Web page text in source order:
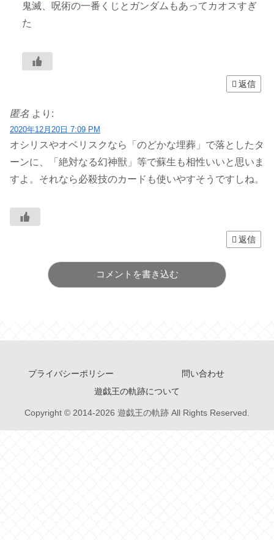
鬼滅、呪術の一番くじとガンダムもあってカオスすぎ
た
返信
匿名 より:
2020年12月20日 7:09 PM
オシリスやオベリスクなら「のどかな埋葬」で落としたタ
ーンに、「絶対なる幻神獣」等で蘇生も相性いいと思いま
すよ。それなら必殺技のカードも使いやすそうですしね。
返信
コメントを書き込む
プライバシーポリシー
問い合わせ
遊戯王の軌跡について
Copyright © 2014-2026 遊戯王の軌跡 All Rights Reserved.